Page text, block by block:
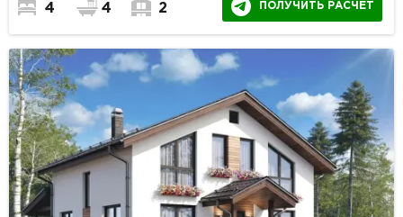
4 4 2 ПОЛУЧИТЬ РАСЧЕТ